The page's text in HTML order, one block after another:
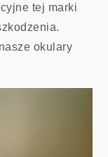
tej marki
okulary